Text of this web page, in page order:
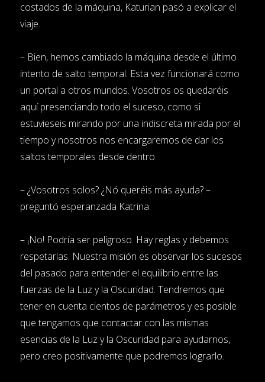
costados de la máquina, Katurian pasó a explicar el
viaje.
– Bien, hemos cambiado la máquina desde el último
intento de salto temporal. Esta vez funcionará como
un portal a otros mundos. Vosotros os quedaréis
aquí presenciando todo el suceso, como si
estuvieseis mirando por una indiscreta mirada por el
tiempo y nosotros nos encargaremos de dar los
saltos temporales desde dentro.
– ¿Vosotros solos? ¿Nó queréis más ayuda? –
preguntó esperanzada Katrina.
– ¡No! Podría ser peligroso. Hay reglas y debemos
respetarlas. Nuestra misión es observar los sucesos
del pasado para entender el equilibrio entre las
fuerzas de la Luz y la Oscuridad. Tendremos que
tener en cuenta cientos de parámetros y es posible
que tengamos que contactar con las mismas
esencias de la Luz y la Oscuridad para ayudarnos,
pero creo positivamente que podremos lograrlo.